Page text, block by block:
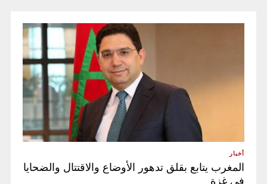
أخبار
المغرب يتابع بقلق تدهور الأوضاع والاقتتال والضحايا
في غزة